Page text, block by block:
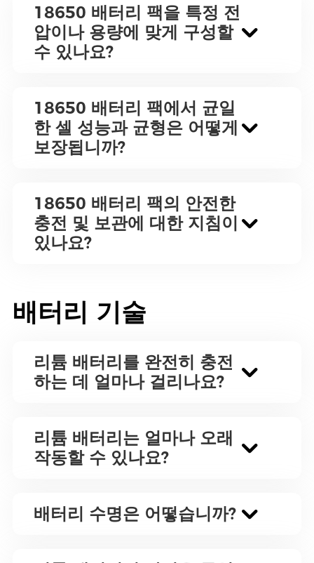
18650 배터리 팩을 특정 전
압이나 용량에 맞게 구성할
수 있나요?
18650 배터리 팩에서 균일
한 셀 성능과 균형은 어떻게
보장됩니까?
18650 배터리 팩의 안전한
충전 및 보관에 대한 지침이
있나요?
배터리 기술
리튬 배터리를 완전히 충전
하는 데 얼마나 걸리나요?
리튬 배터리는 얼마나 오래
작동할 수 있나요?
배터리 수명은 어떻습니까?